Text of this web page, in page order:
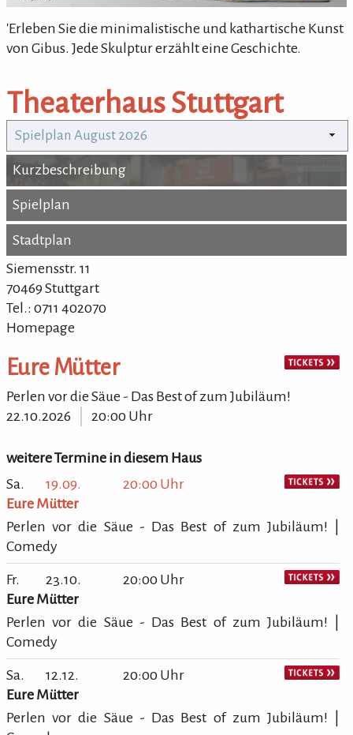
'Erleben Sie die minimalistische und kathartische Kunst
von Gibus. Jede Skulptur erzählt eine Geschichte.
Theaterhaus Stuttgart
Spielplan August 2026
Kurzbeschreibung
Kurzbeschreibung
Spielplan
Spielplan
Stadtplan
Stadtplan
Siemensstr. 11
70469 Stuttgart
Tel.: 0711 402070
Homepage
Eure Mütter
Perlen vor die Säue - Das Best of zum Jubiläum!
22.10.2026
20:00 Uhr
weitere Termine in diesem Haus
Sa.
19.09.
20:00 Uhr
Eure Mütter
Perlen vor die Säue - Das Best of zum Jubiläum! |
Comedy
Fr. 23.10.
20:00 Uhr
Eure Mütter
Perlen vor die Säue - Das Best of zum Jubiläum! |
Comedy
Sa. 12.12.
20:00 Uhr
Eure Mütter
Perlen vor die Säue - Das Best of zum Jubiläum! |